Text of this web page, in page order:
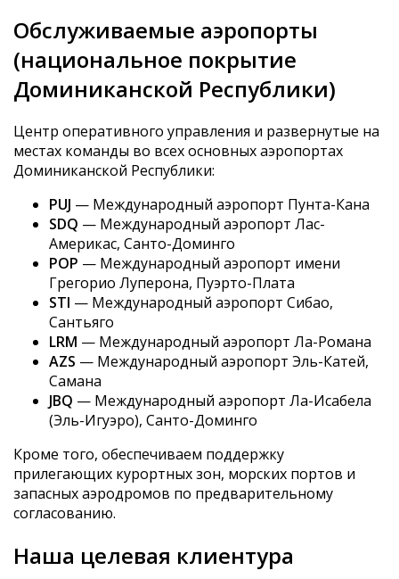
Обслуживаемые аэропорты
(национальное покрытие
Доминиканской Республики)
Центр оперативного управления и развернутые на
местах команды во всех основных аэропортах
Доминиканской Республики:
PUJ — Международный аэропорт Пунта-Кана
SDQ — Международный аэропорт Лас-
Америкас, Санто-Доминго
POP — Международный аэропорт имени
Грегорио Луперона, Пуэрто-Плата
STI — Международный аэропорт Сибао,
Сантьяго
LRM — Международный аэропорт Ла-Романа
AZS — Международный аэропорт Эль-Катей,
Самана
JBQ — Международный аэропорт Ла-Исабела
(Эль-Игуэро), Санто-Доминго
Кроме того, обеспечиваем поддержку
прилегающих курортных зон, морских портов и
запасных аэродромов по предварительному
согласованию.
Наша целевая клиентура